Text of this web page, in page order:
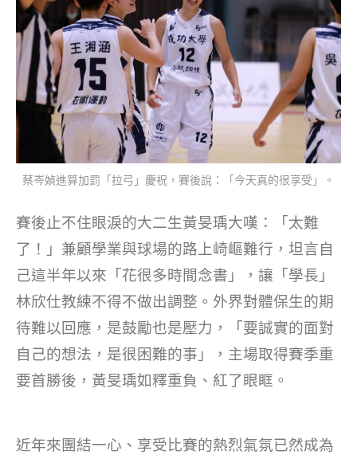
蔡岑媜進算加罰「拉弓」慶祝，賽後說：「今天真的很享受」。
賽後止不住眼淚的大二生黃旻瑀大嘆：「太難
了！」兼顧學業與球場的路上崎嶇難行，坦言自
己這半年以來「花很多時間念書」，讓「學長」
林欣仕教練不得不做出調整。外界對體保生的期
待難以回應，是鼓勵也是壓力，「要誠實的面對
自己的想法，是很困難的事」，主場取得賽季重
要首勝後，黃旻瑀如釋重負、紅了眼眶。
近年來團結一心、享受比賽的熱烈氣氛已然成為